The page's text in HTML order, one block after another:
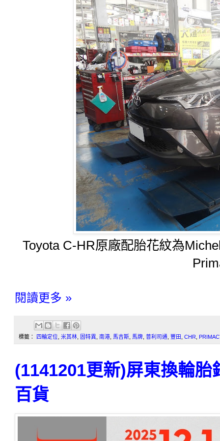
Toyota C-HR原廠配胎花紋為
閱讀更多 »
標籤： 四輪定位 米其林 固特異 南港 馬吉斯 馬牌 普利司通 豐田 CHR
(1141201更新)屏東換輪
百貨